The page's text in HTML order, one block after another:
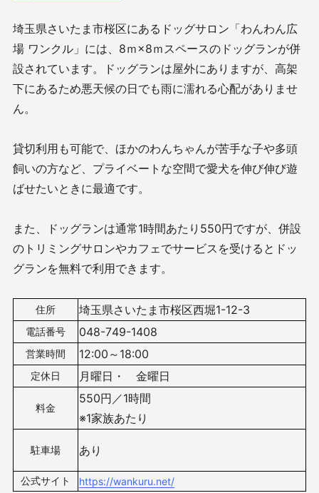
埼玉県さいたま市桜区にあるドッグサロン「わんわん広
場 ワンクル」には、8ｍ×8ｍスペースのドッグランが併
設されています。ドッグランは屋外にありますが、高架
下にあるため悪天候の日でも雨に濡れる心配がありませ
ん。
貸切利用も可能で、ほかのわんちゃんが苦手な子や多頭
飼いの方など、プライベートな空間で愛犬を伸び伸び遊
ばせたいときに最適です。
また、ドッグランは通常1時間あたり550円ですが、併設
のトリミングサロンやカフェでサービスを受けるとドッ
グランを無料で利用できます。
住所 埼玉県さいたま市桜区西堀1-12-3
電話番号 048-749-1408
営業時間 12:00～18:00
定休日 月曜日・ 金曜日
料金
550円／1時間
※1家族あたり
駐車場 あり
公式サイト https://wankuru.net/